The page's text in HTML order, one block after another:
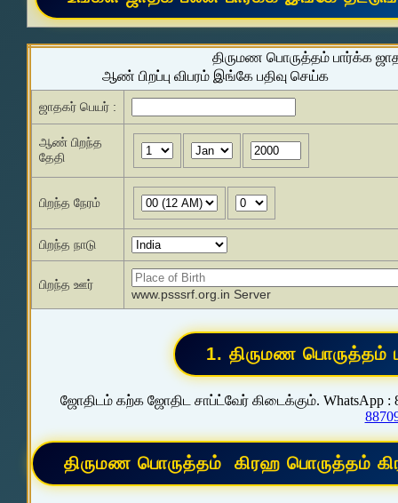
திருமண பொருத்தம் பார்க்க
ஆண் பிறப்பு விபரம் இங்கே பதிவு செய்க
ஜாதகர் பெயர் :
ஆண் பிறந்த
தேதி
பிறந்த நேரம்
பிறந்த நாடு
பிறந்த ஊர்
www.psssrf.org.in Server
ஜோதிடம் கற்க ஜோதிட சாப்ட்வேர் கிடைக்கும். WhatsApp :